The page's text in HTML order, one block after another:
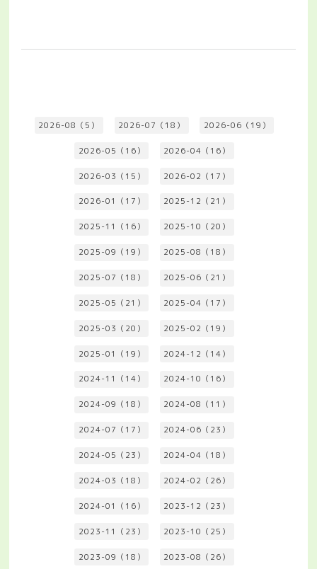
2026-08（5） 2026-07（18） 2026-06（19）
2026-05（16） 2026-04（16）
2026-03（15） 2026-02（17）
2026-01（17） 2025-12（21）
2025-11（16） 2025-10（20）
2025-09（19） 2025-08（18）
2025-07（18） 2025-06（21）
2025-05（21） 2025-04（17）
2025-03（20） 2025-02（19）
2025-01（19） 2024-12（14）
2024-11（14） 2024-10（16）
2024-09（18） 2024-08（11）
2024-07（17） 2024-06（23）
2024-05（23） 2024-04（18）
2024-03（18） 2024-02（26）
2024-01（16） 2023-12（23）
2023-11（23） 2023-10（25）
2023-09（18） 2023-08（26）